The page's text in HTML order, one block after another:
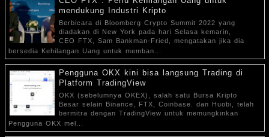
mendukung Industri Kripto
Berbicara di Bloomberg Crypto Summit 2022 yang
diadakan di New York pada hari Selasa kemarin,
CEO FTX, Sam Bankman-Fried, mengatakan jika dia
bersedia Kehilangan Uang untuk memban...
Pengguna OKX kini bisa langsung Trading di
Platform TradingView
OKX (sebelumnya OKEX), salah satu Bursa Kripto
Besar selain Binance, FTX, Coinbase. dan Huobi, telah
bermitra dengan TradingView untuk memungkinkan
Pengguna OKX mel...